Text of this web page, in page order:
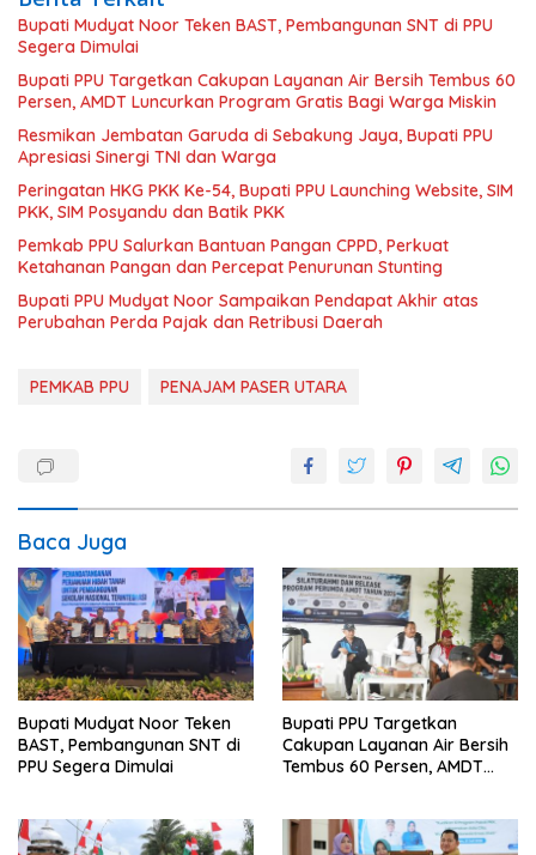
Bupati Mudyat Noor Teken BAST, Pembangunan SNT di PPU
Segera Dimulai
Bupati PPU Targetkan Cakupan Layanan Air Bersih Tembus 60
Persen, AMDT Luncurkan Program Gratis Bagi Warga Miskin
Resmikan Jembatan Garuda di Sebakung Jaya, Bupati PPU
Apresiasi Sinergi TNI dan Warga
Peringatan HKG PKK Ke-54, Bupati PPU Launching Website, SIM
PKK, SIM Posyandu dan Batik PKK
Pemkab PPU Salurkan Bantuan Pangan CPPD, Perkuat
Ketahanan Pangan dan Percepat Penurunan Stunting
Bupati PPU Mudyat Noor Sampaikan Pendapat Akhir atas
Perubahan Perda Pajak dan Retribusi Daerah
PEMKAB PPU PENAJAM PASER UTARA
Baca Juga
Bupati Mudyat Noor Teken
BAST, Pembangunan SNT di
PPU Segera Dimulai
Bupati PPU Targetkan
Cakupan Layanan Air Bersih
Tembus 60 Persen, AMDT